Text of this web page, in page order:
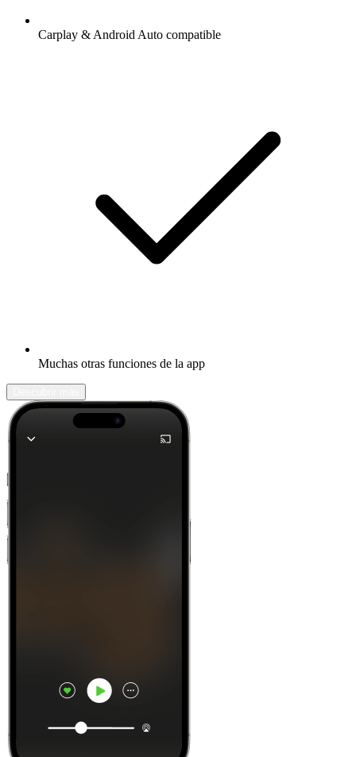
Carplay & Android Auto compatible
Muchas otras funciones de la app